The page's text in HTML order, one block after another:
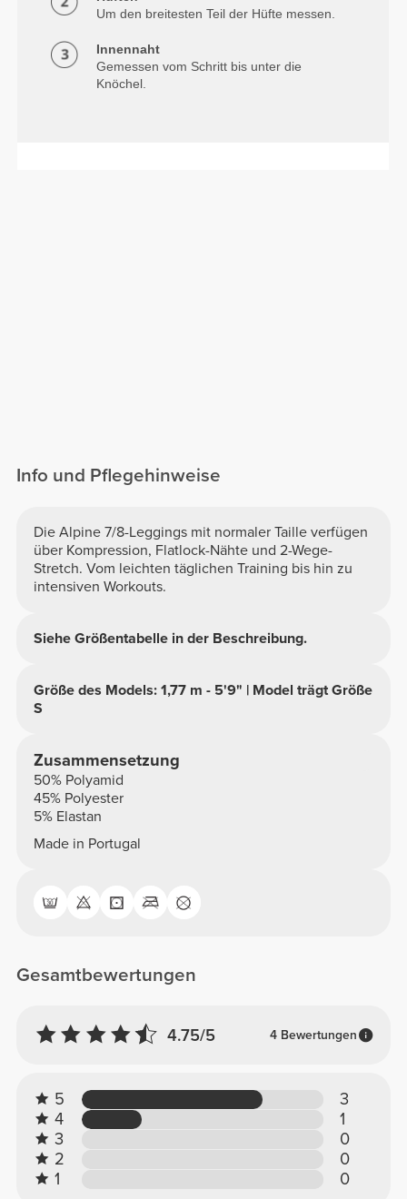
Um den breitesten Teil der Hüfte messen.
Innennaht
Gemessen vom Schritt bis unter die
Knöchel.
Info und Pflegehinweise
Die Alpine 7/8-Leggings mit normaler Taille verfügen
über Kompression, Flatlock-Nähte und 2-Wege-
Stretch. Vom leichten täglichen Training bis hin zu
intensiven Workouts.
Siehe Größentabelle in der Beschreibung.
Größe des Models: 1,77 m - 5'9" | Model trägt Größe
S
Zusammensetzung
50% Polyamid
45% Polyester
5% Elastan
Made in Portugal
Gesamtbewertungen
4.75/5 4 Bewertungen
5
3
4
1
3
0
2
0
1
0